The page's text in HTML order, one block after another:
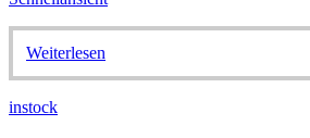
Weiterlesen
instock